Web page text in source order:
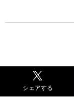
シェアする